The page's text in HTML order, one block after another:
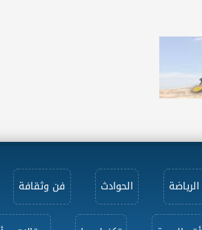
الرياضة الحوادث فن وثقافة